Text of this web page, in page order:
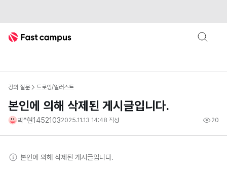
Fast Campus
강의 질문 드로잉/일러스트
본인에 의해 삭제된 게시글입니다.
박*현14521032025.11.13 14:48 작성 20
본인에 의해 삭제된 게시글입니다.